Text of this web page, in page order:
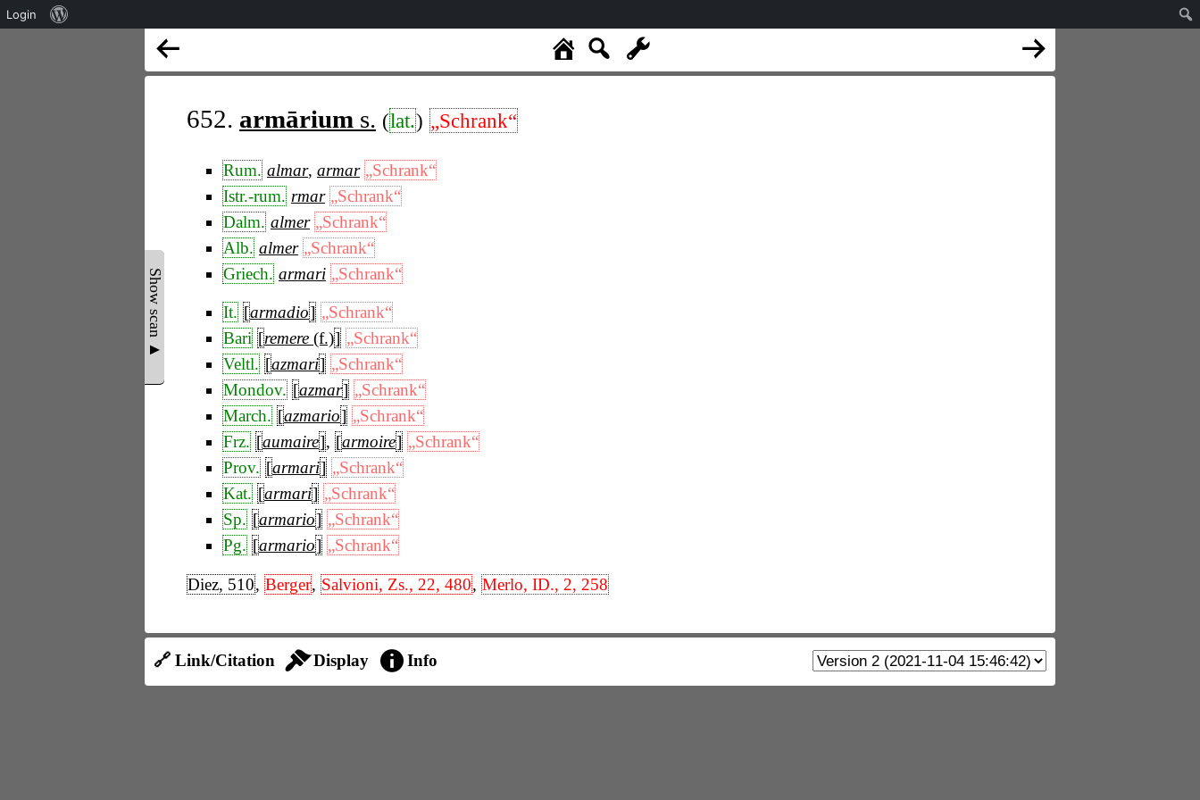
Show scan ▲
652. armārium s. (lat.) „Schrank“
Rum. almar, armar „Schrank“
Istr.-rum. rmar „Schrank“
Dalm. almer „Schrank“
Alb. almer „Schrank“
Griech. armari „Schrank“
It. [armadio] „Schrank“
Bari [remere (f.)] „Schrank“
Veltl. [azmari] „Schrank“
Mondov. [azmar] „Schrank“
March. [azmario] „Schrank“
Frz. [aumaire], [armoire] „Schrank“
Prov. [armari] „Schrank“
Kat. [armari] „Schrank“
Sp. [armario] „Schrank“
Pg. [armario] „Schrank“
Diez, 510, Berger, Salvioni, Zs., 22, 480, Merlo, ID., 2, 258
🔗 Link/Citation Display Info
Login